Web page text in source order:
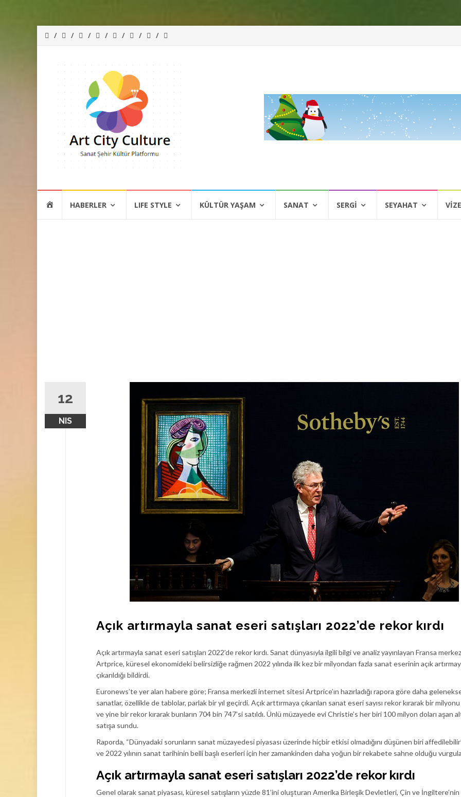
atla
HOMEHABERLER LIFE STYLE KÜLTÜR YAŞAM SANAT SERGI SEYAHAT VIZE
12
NIS
Açık artırmayla sanat eseri satışları 2022’de rekor kırdı
Açık artırmayla sanat eseri satışları 2022’de rekor kırdı. Sanat dünyasıyla ilgili bilgi ve analiz yayınlayan Fransa
Artprice, küresel ekonomideki belirsizliğe rağmen 2022 yılında ilk kez bir milyondan fazla sanat eserinin açık
çıkarıldığı bildirdi.
Euronews’te yer alan habere göre; Fransa merkezli internet sitesi Artprice’ın hazırladığı rapora göre daha
sanatlar, özellikle de tablolar, parlak bir yıl geçirdi. Açık arttırmaya çıkarılan sanat eseri sayısı rekor kırarak bir
ve yine bir rekor kırarak bunların 704 bin 747’si satıldı. Ünlü müzayede evi Christie’s her biri 100 milyon doları aşan
satışa sundu.
Raporda, “Dünyadaki sorunların sanat müzayedesi piyasası üzerinde hiçbir etkisi olmadığını düşünen biri
ve 2022 yılının sanat tarihinin belli başlı eserleri için her zamankinden daha yoğun bir rekabete sahne olduğu
Açık artırmayla sanat eseri satışları 2022’de rekor kırdı
Genel olarak sanat piyasası, küresel satışların yüzde 81’ini oluşturan Amerika Birleşik Devletleri, Çin ve İngiltere’nin